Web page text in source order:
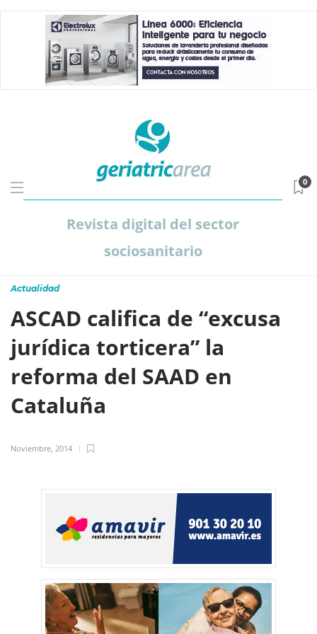
Revista digital del sector
sociosanitario
0
Actualidad
ASCAD califica de “excusa
jurídica torticera” la
reforma del SAAD en
Cataluña
Noviembre, 2014